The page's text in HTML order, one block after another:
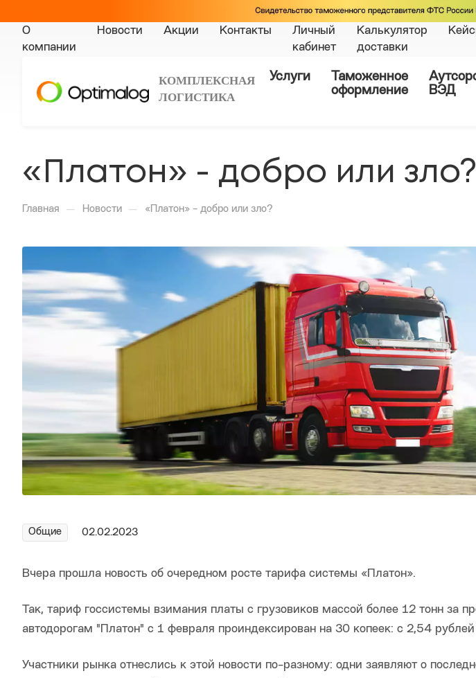
О
компании
Новости Акции Контакты
Личный
кабинет
Калькулятор
доставки
КОМПЛЕКСНАЯ
ЛОГИСТИКА
Услуги
Таможенное
оформление
ВЭД
«Платон» - добро или зло?
Главная — Новости — «Платон» - добро или зло?
Общие 02.02.2023
Вчера прошла новость об очередном росте тарифа системы «Платон».
Так, тариф госсистемы взимания платы с грузовиков массой более 12 тонн за
автодорогам "Платон" с 1 февраля проиндексирован на 30 копеек: с 2,54
Участники рынка отнеслись к этой новости по-разному: одни заявляют о